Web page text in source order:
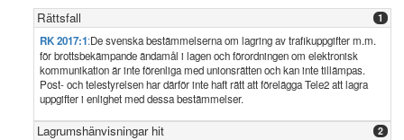
Rättsfall 1
RK 2017:1:De svenska bestämmelserna om lagring av trafikuppgifter m.m.
för brottsbekämpande ändamål i lagen och förordningen om elektronisk
kommunikation är inte förenliga med unionsrätten och kan inte tillämpas.
Post- och telestyrelsen har därför inte haft rätt att förelägga Tele2 att lagra
uppgifter i enlighet med dessa bestämmelser.
Lagrumshänvisningar hit 2